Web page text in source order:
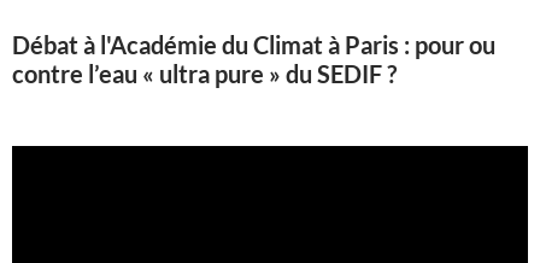
Débat à l'Académie du Climat à Paris : pour ou
contre l’eau « ultra pure » du SEDIF ?